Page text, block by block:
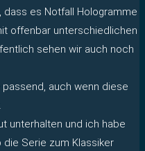
es Notfall Hologramme
offenbar unterschiedlichen
sehen wir auch noch
auch wenn diese
unterhalten und ich habe
Serie zum Klassiker